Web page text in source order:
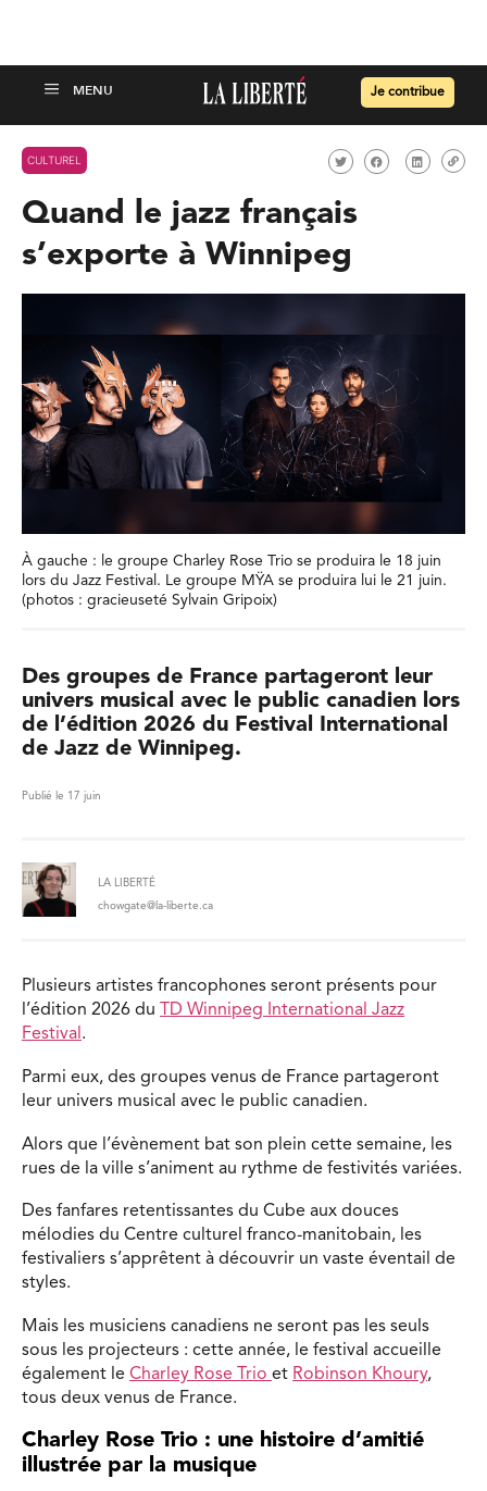
Je contribue
CULTUREL
Quand le jazz français
s’exporte à Winnipeg
À gauche : le groupe Charley Rose Trio se produira le 18 juin
lors du Jazz Festival. Le groupe MŸA se produira lui le 21 juin.
(photos : gracieuseté Sylvain Gripoix)
Des groupes de France partageront leur
univers musical avec le public canadien lors
de l’édition 2026 du Festival International
de Jazz de Winnipeg.
Publié le 17 juin
LA LIBERTÉ
chowgate@la-liberte.ca
Plusieurs artistes francophones seront présents pour
l’édition 2026 du TD Winnipeg International Jazz
Festival.
Parmi eux, des groupes venus de France partageront
leur univers musical avec le public canadien.
Alors que l’évènement bat son plein cette semaine, les
rues de la ville s’animent au rythme de festivités variées.
Des fanfares retentissantes du Cube aux douces
mélodies du Centre culturel franco-manitobain, les
festivaliers s’apprêtent à découvrir un vaste éventail de
styles.
Mais les musiciens canadiens ne seront pas les seuls
sous les projecteurs : cette année, le festival accueille
également le Charley Rose Trio et Robinson Khoury,
tous deux venus de France.
Charley Rose Trio : une histoire d’amitié
illustrée par la musique